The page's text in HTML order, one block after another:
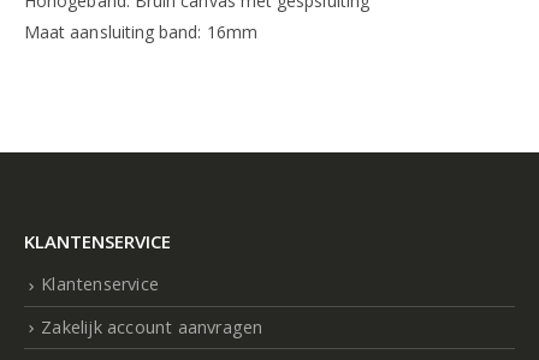
Maat aansluiting band: 16mm
KLANTENSERVICE
Klantenservice
Zakelijk account aanvragen